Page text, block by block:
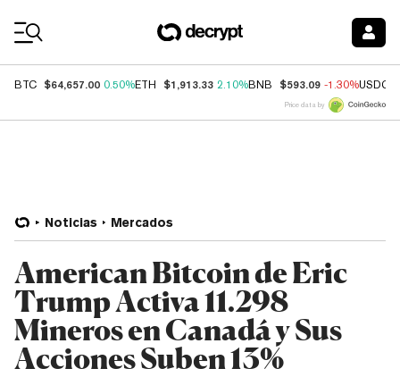
BTC $64,657.00 0.50%ETH $1,913.33 2.10%BNB $593.09 -1.30%USDC
Price data by
Noticias Mercados
American Bitcoin de Eric
Trump Activa 11.298
Mineros en Canadá y Sus
Acciones Suben 13%